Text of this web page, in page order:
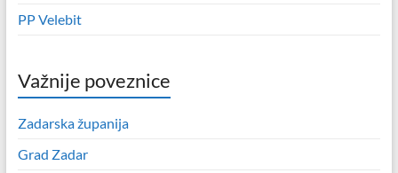
PP Velebit
Važnije poveznice
Zadarska županija
Grad Zadar